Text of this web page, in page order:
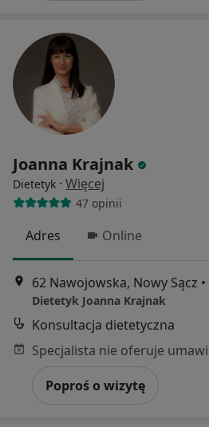
Joanna Krajnak
Dietetyk · Więcej
47 opinii
Adres Online
62 Nawojowska, Nowy Sącz •
Dietetyk Joanna Krajnak
Konsultacja dietetyczna
Poproś o wizytę